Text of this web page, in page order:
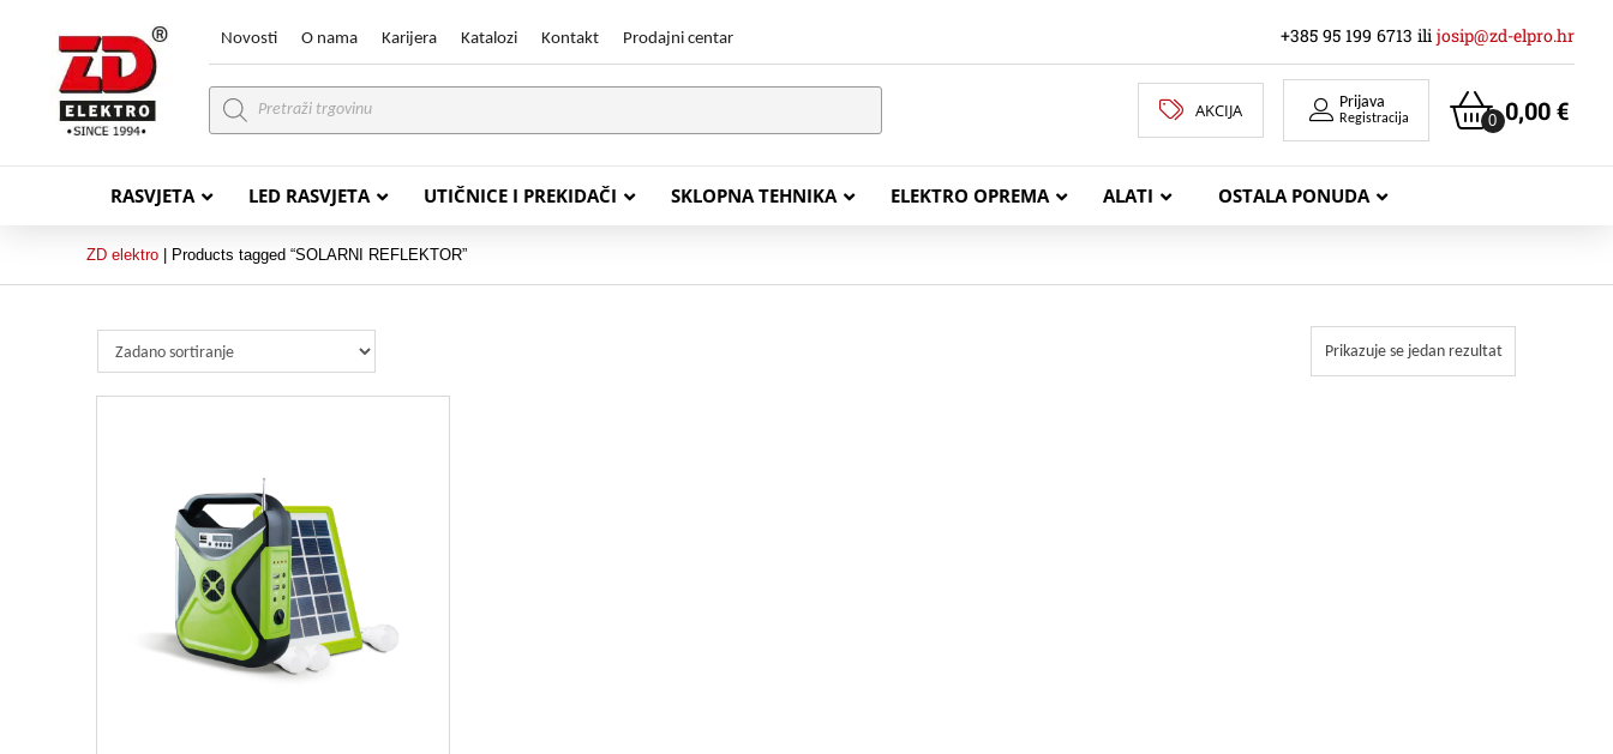
Novosti O nama Karijera Katalozi Kontakt Prodajni centar +385 95 199 6713 ili josip@zd-elpro.hr
Products
search
AKCIJA Prijava
Registracija 0,00€
0
RASVJETA LED RASVJETA UTIČNICE I PREKIDAČI SKLOPNA TEHNIKA ELEKTRO OPREMA ALATI OSTALA PONUDA
PVC VODIČI MREŽNI LAN KABELI
ZD elektro Products tagged “SOLARNI REFLEKTOR”
Prikazuje se jedan rezultat